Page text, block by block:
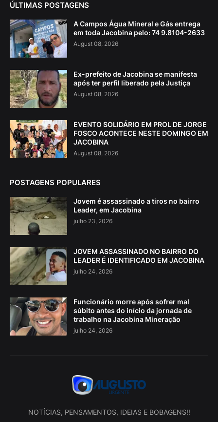
ÚLTIMAS POSTAGENS
A Campos Água Mineral e Gás entrega
em toda Jacobina pelo: 74 9.8104-2633
August 08, 2026
Ex-prefeito de Jacobina se manifesta
após ter perfil liberado pela Justiça
August 08, 2026
EVENTO SOLIDÁRIO EM PROL DE JORGE
FOSCO ACONTECE NESTE DOMINGO EM
JACOBINA
August 08, 2026
POSTAGENS POPULARES
Jovem é assassinado a tiros no bairro
Leader, em Jacobina
julho 23, 2026
JOVEM ASSASSINADO NO BAIRRO DO
LEADER É IDENTIFICADO EM JACOBINA
julho 24, 2026
Funcionário morre após sofrer mal
súbito antes do início da jornada de
trabalho na Jacobina Mineração
julho 24, 2026
NOTÍCIAS, PENSAMENTOS, IDEIAS E BOBAGENS!!